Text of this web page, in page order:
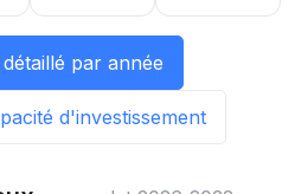
par année
d'investissement